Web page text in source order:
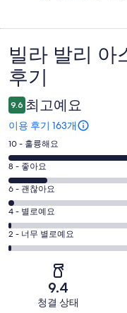
이
용
후
기
빌라 발리 아
후기
9.6 최고예요
이용 후기 163개
평
점
10
-
훌
륭
해
요.
10 - 훌륭해요
평
점
8
-
좋
아
8 - 좋아요
평
점
6
-
괜
6 - 괜찮아요
평
점
4
4 - 별로예요
평
점
2 - 너무 별로예요
9.4
청결 상태